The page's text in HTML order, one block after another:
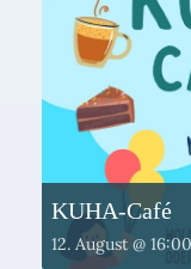
KUHA-Café
12. August @ 16:00